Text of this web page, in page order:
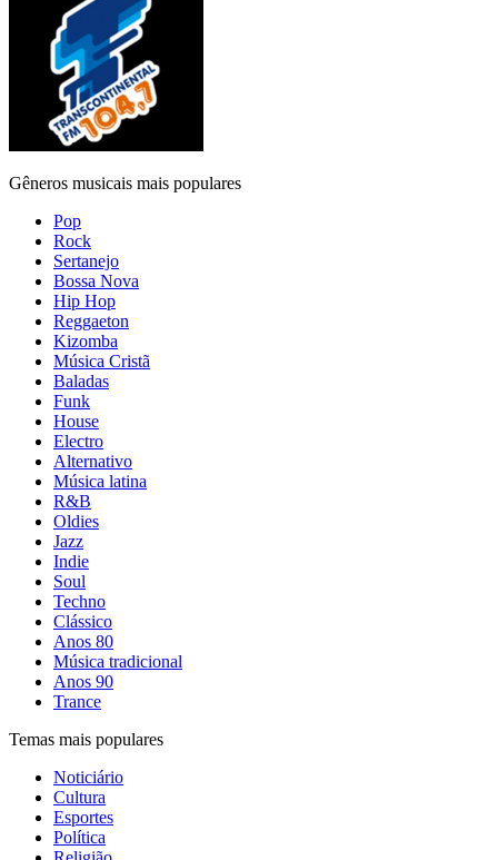
Gêneros musicais mais populares
Pop
Rock
Sertanejo
Bossa Nova
Hip Hop
Reggaeton
Kizomba
Música Cristã
Baladas
Funk
House
Electro
Alternativo
Música latina
R&B
Oldies
Jazz
Indie
Soul
Techno
Clássico
Anos 80
Música tradicional
Anos 90
Trance
Temas mais populares
Noticiário
Cultura
Esportes
Política